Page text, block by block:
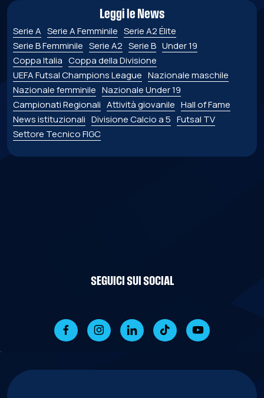
Leggi le News
Serie A Serie A Femminile Serie A2 Élite
Serie B Femminile Serie A2 Serie B Under 19
Coppa Italia Coppa della Divisione
UEFA Futsal Champions League Nazionale maschile
Nazionale femminile Nazionale Under 19
Campionati Regionali Attività giovanile Hall of Fame
News istituzionali Divisione Calcio a 5 Futsal TV
Settore Tecnico FIGC
SEGUICI SUI SOCIAL